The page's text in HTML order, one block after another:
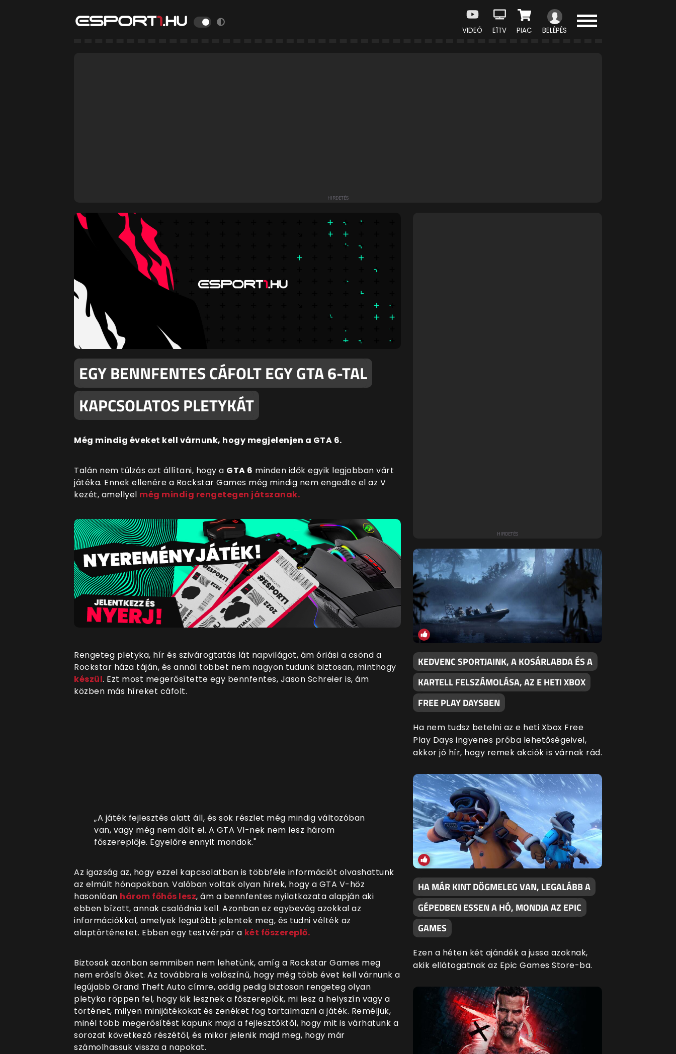
VIDEÓ E1TV PIAC BELÉPÉS
EGY BENNFENTES CÁFOLT EGY GTA 6-TAL
KAPCSOLATOS PLETYKÁT
Még mindig éveket kell várnunk, hogy megjelenjen a GTA 6.
Talán nem túlzás azt állítani, hogy a GTA 6 minden idők egyik legjobban várt
játéka. Ennek ellenére a Rockstar Games még mindig nem engedte el az V
kezét, amellyel még mindig rengetegen játszanak.
Rengeteg pletyka, hír és szivárogtatás lát napvilágot, ám óriási a csönd a
Rockstar háza táján, és annál többet nem nagyon tudunk biztosan, minthogy
készül. Ezt most megerősítette egy bennfentes, Jason Schreier is, ám
közben más híreket cáfolt.
„A játék fejlesztés alatt áll, és sok részlet még mindig változóban
van, vagy még nem dőlt el. A GTA VI-nek nem lesz három
főszereplője. Egyelőre ennyit mondok."
Az igazság az, hogy ezzel kapcsolatban is többféle információt olvashattunk
az elmúlt hónapokban. Valóban voltak olyan hírek, hogy a GTA V-höz
hasonlóan három főhős lesz, ám a bennfentes nyilatkozata alapján aki
ebben bízott, annak csalódnia kell. Azonban ez egybevág azokkal az
információkkal, amelyek legutóbb jelentek meg, és tudni vélték az
alaptörténetet. Ebben egy testvérpár a két főszereplő.
Biztosak azonban semmiben nem lehetünk, amíg a Rockstar Games meg
nem erősíti őket. Az továbbra is valószínű, hogy még több évet kell várnunk a
legújabb Grand Theft Auto címre, addig pedig biztosan rengeteg olyan
pletyka röppen fel, hogy kik lesznek a főszereplők, mi lesz a helyszín vagy a
történet, milyen minijátékokat és zenéket fog tartalmazni a játék. Reméljük,
minél több megerősítést kapunk majd a fejlesztőktől, hogy mit is várhatunk a
sorozat következő részétől, és mikor jelenik majd meg, hogy már
számolhassuk vissza a napokat.
KEDVENC SPORTJAINK, A KOSÁRLABDA ÉS A
KARTELL FELSZÁMOLÁSA, AZ E HETI XBOX
FREE PLAY DAYSBEN
Ha nem tudsz betelni az e heti Xbox Free
Play Days ingyenes próba lehetőségeivel,
akkor jó hír, hogy remek akciók is várnak rád.
HA MÁR KINT DÖGMELEG VAN, LEGALÁBB A
GÉPEDBEN ESSEN A HÓ, MONDJA AZ EPIC
GAMES
Ezen a héten két ajándék a jussa azoknak,
akik ellátogatnak az Epic Games Store-ba.